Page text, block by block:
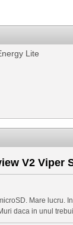
Lite
V2 Viper
Mare lucru.
daca in unul